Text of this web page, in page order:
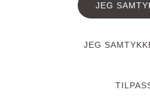
post@tirillm.no
JEG
JEG